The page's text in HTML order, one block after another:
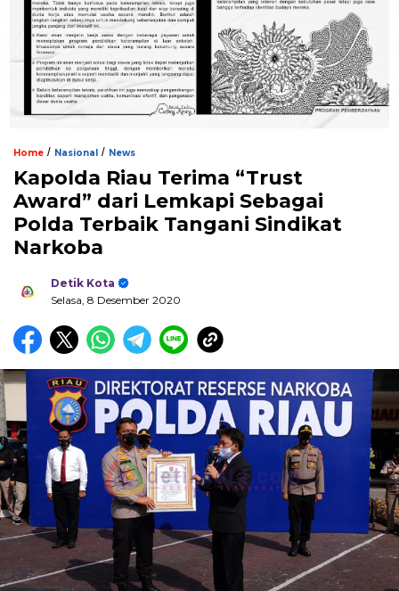
Home / Nasional / News
Kapolda Riau Terima “Trust
Award” dari Lemkapi Sebagai
Polda Terbaik Tangani Sindikat
Narkoba
Detik Kota
Selasa, 8 Desember 2020